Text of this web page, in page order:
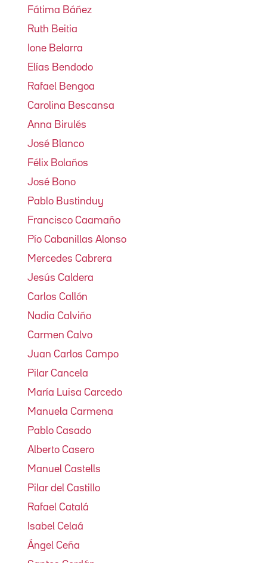
Fátima Báñez
Ruth Beitia
Ione Belarra
Elías Bendodo
Rafael Bengoa
Carolina Bescansa
Anna Birulés
José Blanco
Félix Bolaños
José Bono
Pablo Bustinduy
Francisco Caamaño
Pío Cabanillas Alonso
Mercedes Cabrera
Jesús Caldera
Carlos Callón
Nadia Calviño
Carmen Calvo
Juan Carlos Campo
Pilar Cancela
María Luisa Carcedo
Manuela Carmena
Pablo Casado
Alberto Casero
Manuel Castells
Pilar del Castillo
Rafael Catalá
Isabel Celaá
Ángel Ceña